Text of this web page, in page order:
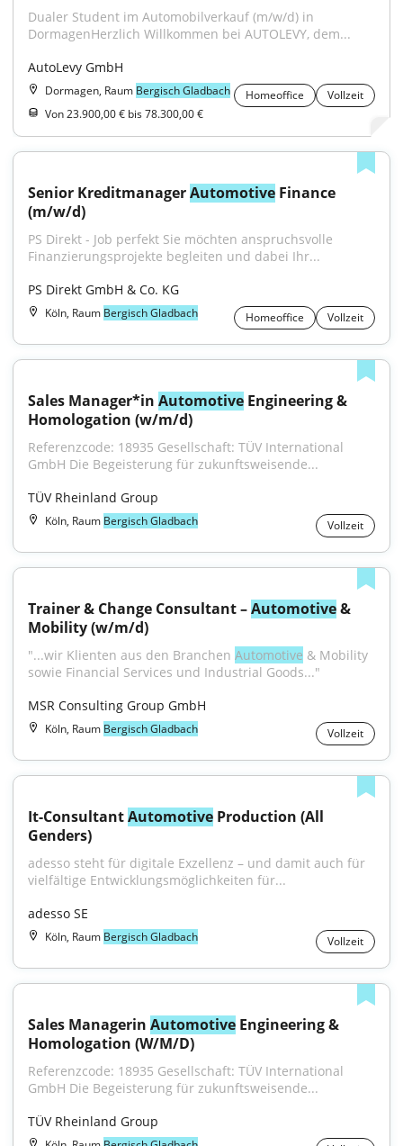
Dualer Student im Automobilverkauf (m/w/d) in
DormagenHerzlich Willkommen bei AUTOLEVY, dem...
AutoLevy GmbH
Dormagen, Raum Bergisch Gladbach Homeoffice
Vollzeit
Von 23.900,00 € bis 78.300,00 €
Senior Kreditmanager Automotive Finance
(m/w/d)
PS Direkt - Job perfekt Sie möchten anspruchsvolle
Finanzierungsprojekte begleiten und dabei Ihr...
PS Direkt GmbH & Co. KG
Köln, Raum Bergisch Gladbach Homeoffice Vollzeit
Sales Manager*in Automotive Engineering &
Homologation (w/m/d)
Referenzcode: 18935 Gesellschaft: TÜV International
GmbH Die Begeisterung für zukunftsweisende...
TÜV Rheinland Group
Köln, Raum Bergisch Gladbach Vollzeit
Trainer & Change Consultant – Automotive &
Mobility (w/m/d)
"...wir Klienten aus den Branchen Automotive & Mobility
sowie Financial Services und Industrial Goods..."
MSR Consulting Group GmbH
Köln, Raum Bergisch Gladbach Vollzeit
It-Consultant Automotive Production (All
Genders)
adesso steht für digitale Exzellenz – und damit auch für
vielfältige Entwicklungsmöglichkeiten für...
adesso SE
Köln, Raum Bergisch Gladbach Vollzeit
Sales Managerin Automotive Engineering &
Homologation (W/M/D)
Referenzcode: 18935 Gesellschaft: TÜV International
GmbH Die Begeisterung für zukunftsweisende...
TÜV Rheinland Group